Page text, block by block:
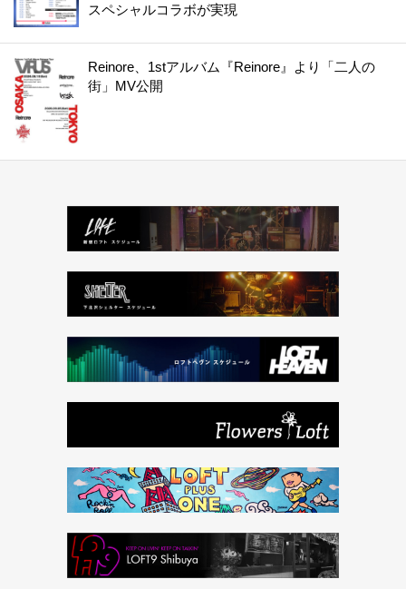
スペシャルコラボが実現
Reinore、1stアルバム『Reinore』より「二人の
街」MV公開